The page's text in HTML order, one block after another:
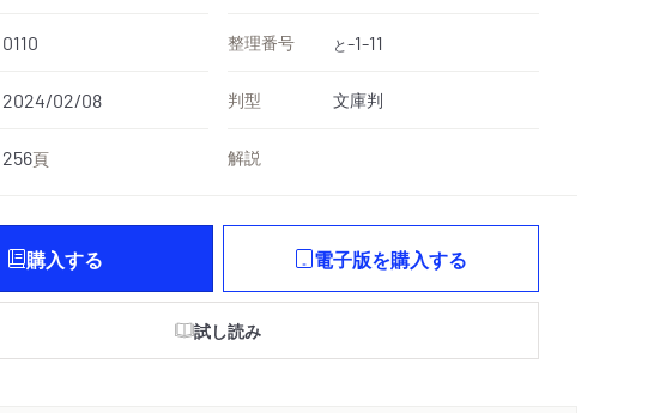
0110 整理番号 と-1-11
2024/02/08 判型 文庫判
256頁 解説
購入する 電子版を購入する
試し読み